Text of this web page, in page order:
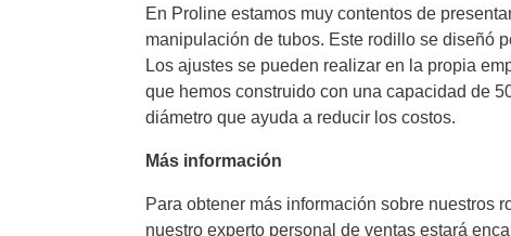
En Proline estamos muy contentos de
manipulación de tubos. Este rodillo se diseñó
Los ajustes se pueden realizar en la propia
que hemos construido con una capacidad de
diámetro que ayuda a reducir los costos.
Más información
Para obtener más información sobre
nuestro experto personal de ventas estará